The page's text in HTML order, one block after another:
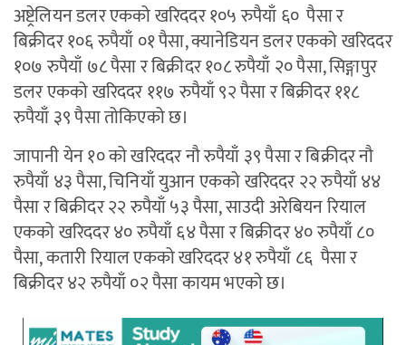
अष्ट्रेलियन डलर एकको खरिददर १०५ रुपैयाँ ६० पैसा र
बिक्रीदर १०६ रुपैयाँ ०१ पैसा, क्यानेडियन डलर एकको खरिददर
१०७ रुपैयाँ ७८ पैसा र बिक्रीदर १०८ रुपैयाँ २० पैसा, सिङ्गापुर
डलर एकको खरिददर ११७ रुपैयाँ ९२ पैसा र बिक्रीदर ११८
रुपैयाँ ३९ पैसा तोकिएको छ।
जापानी येन १० को खरिददर नौ रुपैयाँ ३९ पैसा र बिक्रीदर नौ
रुपैयाँ ४३ पैसा, चिनियाँ युआन एकको खरिददर २२ रुपैयाँ ४४
पैसा र बिक्रीदर २२ रुपैयाँ ५३ पैसा, साउदी अरेबियन रियाल
एकको खरिददर ४० रुपैयाँ ६४ पैसा र बिक्रीदर ४० रुपैयाँ ८०
पैसा, कतारी रियाल एकको खरिददर ४१ रुपैयाँ ८६ पैसा र
बिक्रीदर ४२ रुपैयाँ ०२ पैसा कायम भएको छ।